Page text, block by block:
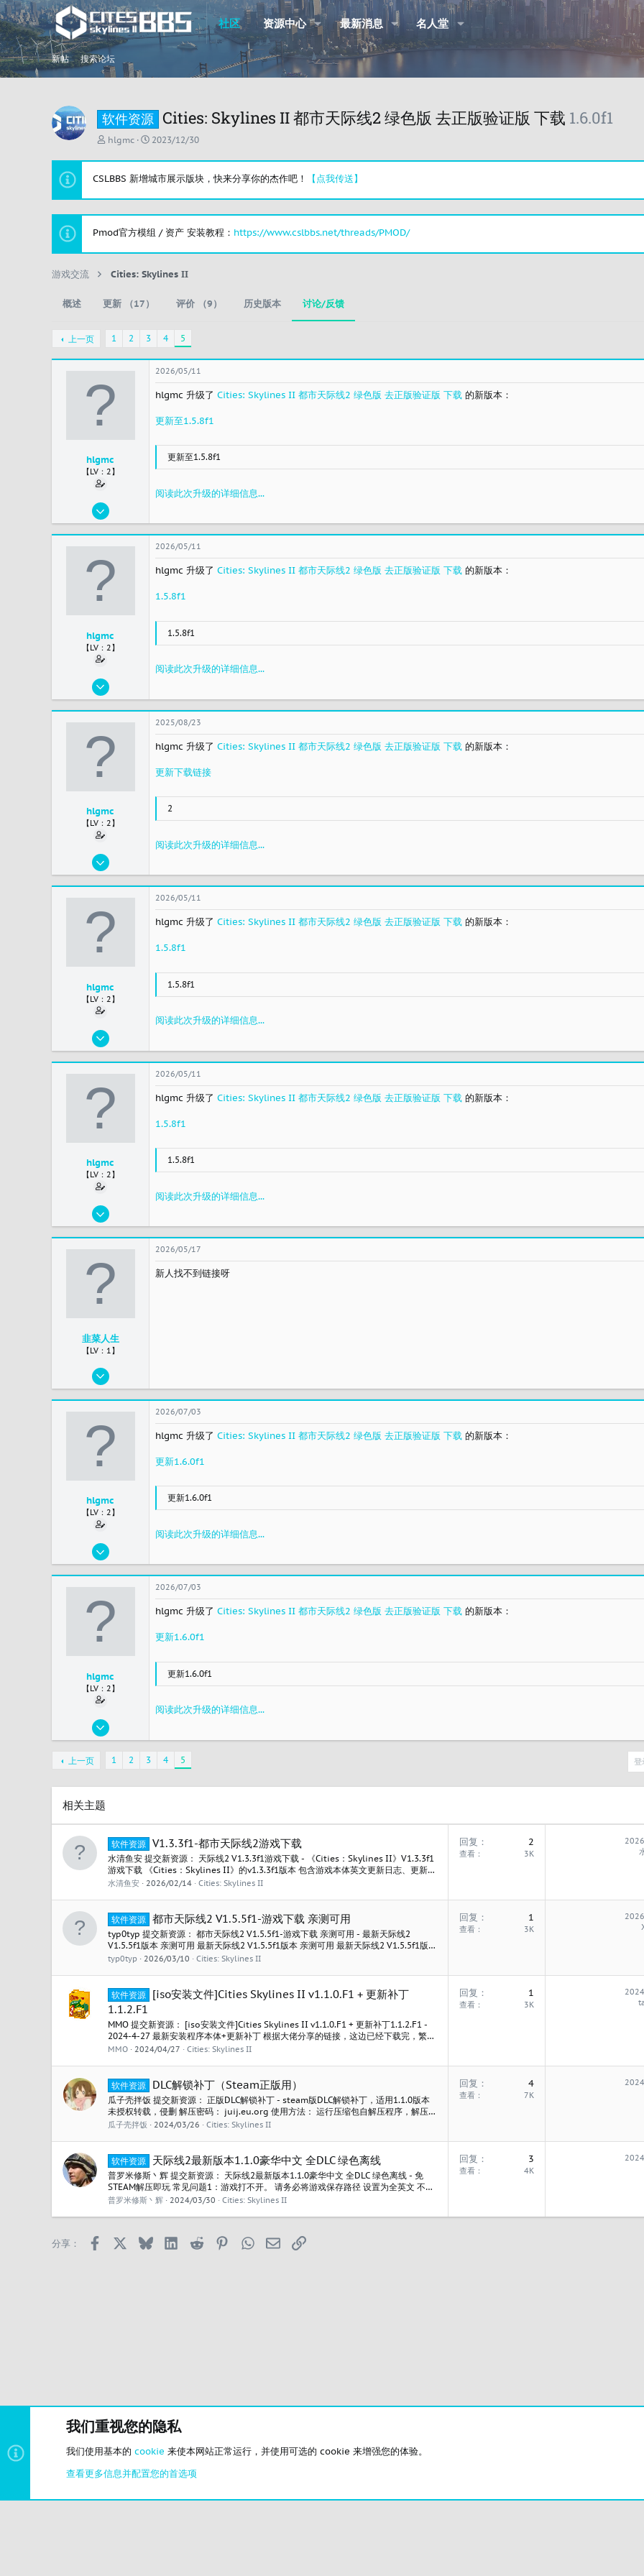
社区 资源中心 最新消息 名人堂
新帖 搜索论坛
软件资源 Cities: Skylines II 都市天际线2 绿色版 去正版验证版 下载 1.6.0f1
主
发
起
人
hlgmc
开
时
间
2023/12/30
CSLBBS 新增城市展示版块，快来分享你的杰作吧！ 【点我传送】
Pmod官方模组 / 资产 安装教程： https://www.cslbbs.net/threads/PMOD/
游戏交流 Cities: Skylines II
概述 更新 （17） 评价 （9） 历史版本 讨论/反馈
上一页 1 2 3 4 5
hlgmc
【LV：2】
2023/11/19
45
2026/05/11
hlgmc 升级了 Cities: Skylines II 都市天际线2 绿色版 去正版验证版 下载 的新版本：
更新至1.5.8f1
更新至1.5.8f1
阅读此次升级的详细信息...
hlgmc
【LV：2】
2023/11/19
45
2026/05/11
hlgmc 升级了 Cities: Skylines II 都市天际线2 绿色版 去正版验证版 下载 的新版本：
1.5.8f1
1.5.8f1
阅读此次升级的详细信息...
hlgmc
【LV：2】
2023/11/19
45
2025/08/23
hlgmc 升级了 Cities: Skylines II 都市天际线2 绿色版 去正版验证版 下载 的新版本：
更新下载链接
2
阅读此次升级的详细信息...
hlgmc
【LV：2】
2023/11/19
45
2026/05/11
hlgmc 升级了 Cities: Skylines II 都市天际线2 绿色版 去正版验证版 下载 的新版本：
1.5.8f1
1.5.8f1
阅读此次升级的详细信息...
hlgmc
【LV：2】
2023/11/19
45
2026/05/11
hlgmc 升级了 Cities: Skylines II 都市天际线2 绿色版 去正版验证版 下载 的新版本：
1.5.8f1
1.5.8f1
阅读此次升级的详细信息...
韭菜人生
【LV：1】
2026/05/17
1
2026/05/17
新人找不到链接呀
hlgmc
【LV：2】
2023/11/19
45
2026/07/03
hlgmc 升级了 Cities: Skylines II 都市天际线2 绿色版 去正版验证版 下载 的新版本：
更新1.6.0f1
更新1.6.0f1
阅读此次升级的详细信息...
hlgmc
【LV：2】
2023/11/19
45
15
2026/07/03
hlgmc 升级了 Cities: Skylines II 都市天际线2 绿色版 去正版验证版 下载 的新版本：
更新1.6.0f1
更新1.6.0f1
阅读此次升级的详细信息...
上一页 1 2 3 4 5 登
相关主题
软件资源 V1.3.3f1-都市天际线2游戏下载
水清鱼安 提交新资源： 天际线2 V1.3.3f1游戏下载 - 《Cities：Skylines II》V1.3.3f1
游戏下载 《Cities：Skylines II》的v1.3.3f1版本 包含游戏本体英文更新日志、更新日
志翻译与总结 在一个资源站上下载的，宣称是中文豪华版+全DLC，由于找不到资源站
水清鱼安 2026/02/14 Cities: Skylines II
回复 2
查看 3K
软件资源 都市天际线2 V1.5.5f1-游戏下载 亲测可用
typ0typ 提交新资源： 都市天际线2 V1.5.5f1-游戏下载 亲测可用 - 最新天际线2
V1.5.5f1版本 亲测可用 最新天际线2 V1.5.5f1版本 亲测可用 最新天际线2 V1.5.5f1版本
亲测可用 最新天际线2 V1.5.5f1版本 亲测可用 最新天际线2 V1.5.5f1版本 亲测可用 最
typ0typ 2026/03/10 Cities: Skylines II
回复 1
查看 3K
软件资源
[iso安装文件]Cities Skylines II v1.1.0.F1 + 更新补丁
1.1.2.F1
MMO 提交新资源： [iso安装文件]Cities Skylines II v1.1.0.F1 + 更新补丁1.1.2.F1 -
2024-4-27 最新安装程序本体+更新补丁 根据大佬分享的链接，这边已经下载完，繁琐
的下载过验证码过程已经帮大家去除了 提取出以下： .ISO 安装程序 并且也附上了
MMO 2024/04/27 Cities: Skylines II
回复 1
查看 3K
软件资源 DLC解锁补丁（Steam正版用）
瓜子壳拌饭 提交新资源： 正版DLC解锁补丁 - steam版DLC解锁补丁，适用1.1.0版本
未授权转载，侵删 解压密码： juij.eu.org 使用方法： 运行压缩包自解压程序，解压文
件 进入文件夹 游戏目录Cities Skylines II\Cities2_Data\Plugins\x86_64 ，将其中
瓜子壳拌饭 2024/03/26 Cities: Skylines II
回复 4
查看 7K
软件资源 天际线2最新版本1.1.0豪华中文 全DLC 绿色离线
普罗米修斯丶辉 提交新资源： 天际线2最新版本1.1.0豪华中文 全DLC 绿色离线 - 免
STEAM解压即玩 常见问题1：游戏打不开。 请务必将游戏保存路径 设置为全英文 不要
有中文！ 常见问题2：解压后，游戏运行文件丢失，无法启动问题。 请关闭防火墙等杀
普罗米修斯丶辉 2024/03/30 Cities: Skylines II
回复 3
查看 4K
分享： Facebook Bluesky LinkedIn
Reddit PinterestWhatsApp
邮箱 链接
游戏交流 Cities: Skylines II
我们重视您的隐私
我们使用基本的 cookie 来使本网站正常运行，并使用可选的 cookie 来增强您的体验。
查看更多信息并配置您的首选项